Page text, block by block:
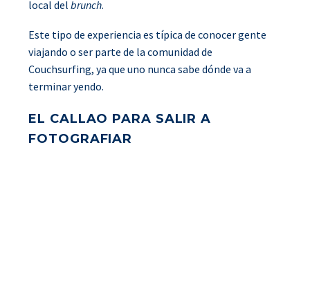
local delbrunch.
Este tipo de experiencia es típica de conocer gente
viajando o ser parte de la comunidad de
Couchsurfing, ya que uno nunca sabe dónde va a
terminar yendo.
EL CALLAO PARA SALIR A
FOTOGRAFIAR